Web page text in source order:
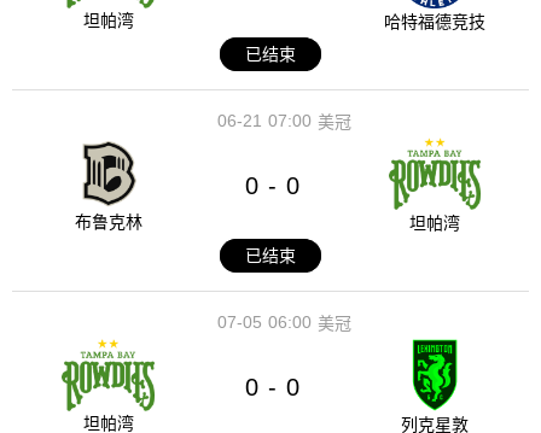
坦帕湾
哈特福德竞技
已结束
07:00
06-21 美冠
布鲁克林
0 - 0
坦帕湾
已结束
06:00
07-05 美冠
坦帕湾
0 - 0
列克星敦